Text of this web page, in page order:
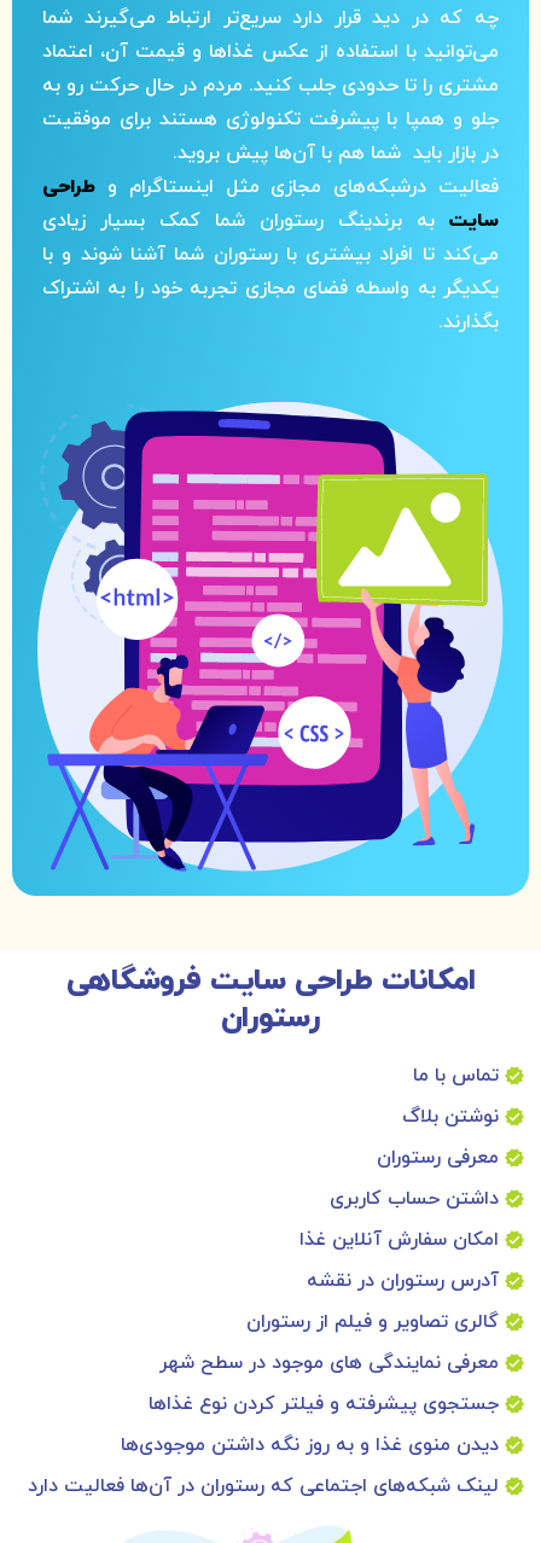
چه که در دید قرار دارد سریع‌تر ارتباط می‌گیرند شما
می‌توانید با استفاده از عکس غذاها و قیمت آن، اعتماد
مشتری را تا حدودی جلب کنید. مردم در حال حرکت رو به
جلو و همپا با پیشرفت تکنولوژی هستند برای موفقیت
در بازار باید شما هم با آن‌ها پیش بروید.
فعالیت درشبکه‌های مجازی مثل اینستاگرام و طراحی
سایت به برندینگ رستوران شما کمک بسیار زیادی
می‌کند تا افراد بیشتری با رستوران شما آشنا شوند و با
یکدیگر به واسطه فضای مجازی تجربه خود را به اشتراک
بگذارند.
امکانات طراحی سایت فروشگاهی
رستوران
تماس با ما
نوشتن بلاگ
معرفی رستوران
داشتن حساب کاربری
امکان سفارش آنلاین غذا
آدرس رستوران در نقشه
گالری تصاویر و فیلم از رستوران
معرفی نمایندگی های موجود در سطح شهر
جستجوی پیشرفته و فیلتر کردن نوع غذاها
دیدن منوی غذا و به روز نگه داشتن موجودی‌ها
لینک شبکه‌های اجتماعی که رستوران در آن‌ها فعالیت دارد